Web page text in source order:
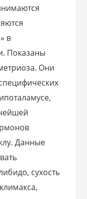
в
Показаны
Они
Данные
сухость